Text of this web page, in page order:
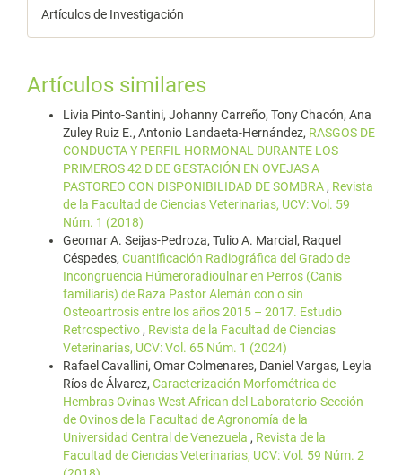
Artículos de Investigación
Artículos similares
Livia Pinto-Santini, Johanny Carreño, Tony Chacón, Ana
Zuley Ruiz E., Antonio Landaeta-Hernández, RASGOS DE
CONDUCTA Y PERFIL HORMONAL DURANTE LOS
PRIMEROS 42 D DE GESTACIÓN EN OVEJAS A
PASTOREO CON DISPONIBILIDAD DE SOMBRA , Revista
de la Facultad de Ciencias Veterinarias, UCV: Vol. 59
Núm. 1 (2018)
Geomar A. Seijas-Pedroza, Tulio A. Marcial, Raquel
Céspedes, Cuantificación Radiográfica del Grado de
Incongruencia Húmeroradioulnar en Perros (Canis
familiaris) de Raza Pastor Alemán con o sin
Osteoartrosis entre los años 2015 – 2017. Estudio
Retrospectivo , Revista de la Facultad de Ciencias
Veterinarias, UCV: Vol. 65 Núm. 1 (2024)
Rafael Cavallini, Omar Colmenares, Daniel Vargas, Leyla
Ríos de Álvarez, Caracterización Morfométrica de
Hembras Ovinas West African del Laboratorio-Sección
de Ovinos de la Facultad de Agronomía de la
Universidad Central de Venezuela , Revista de la
Facultad de Ciencias Veterinarias, UCV: Vol. 59 Núm. 2